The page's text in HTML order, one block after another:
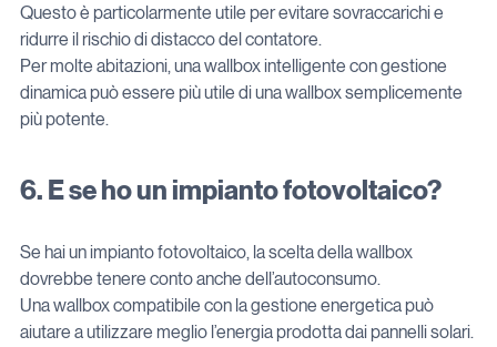
Questo è particolarmente utile per evitare sovraccarichi e
ridurre il rischio di distacco del contatore.
Per molte abitazioni, una wallbox intelligente con gestione
dinamica può essere più utile di una wallbox semplicemente
più potente.
6. E se ho un impianto fotovoltaico?
Se hai un impianto fotovoltaico, la scelta della wallbox
dovrebbe tenere conto anche dell’autoconsumo.
Una wallbox compatibile con la gestione energetica può
aiutare a utilizzare meglio l’energia prodotta dai pannelli solari.